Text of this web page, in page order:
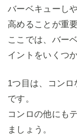
バーベキューし
高めることが重要
ここでは、バー
イントをいくつ
1つ目は、コン
です。
コンロの他にも
ましょう。